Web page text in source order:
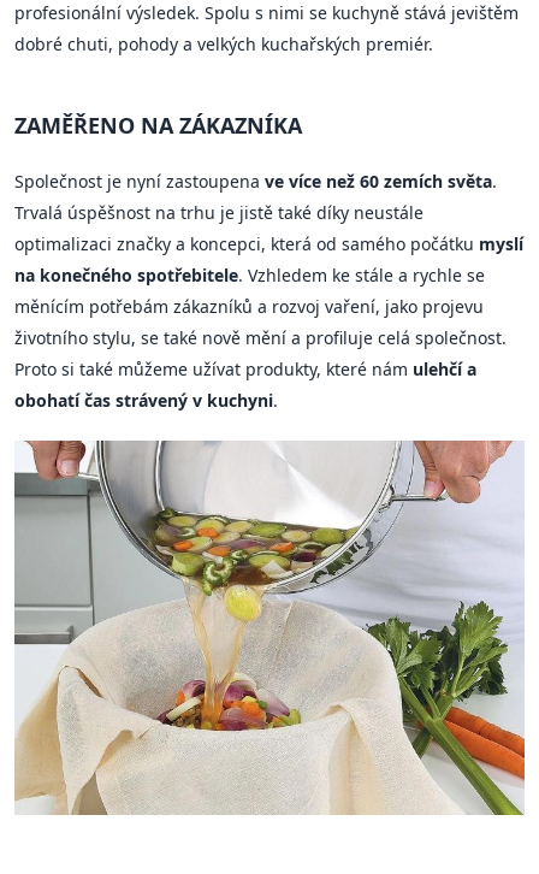
profesionální výsledek. Spolu s nimi se kuchyně stává jevištěm
dobré chuti, pohody a velkých kuchařských premiér.
ZAMĚŘENO NA ZÁKAZNÍKA
Společnost je nyní zastoupena ve více než 60 zemích světa.
Trvalá úspěšnost na trhu je jistě také díky neustále
optimalizaci značky a koncepci, která od samého počátku myslí
na konečného spotřebitele. Vzhledem ke stále a rychle se
měnícím potřebám zákazníků a rozvoj vaření, jako projevu
životního stylu, se také nově mění a profiluje celá společnost.
Proto si také můžeme užívat produkty, které nám ulehčí a
obohatí čas strávený v kuchyni.